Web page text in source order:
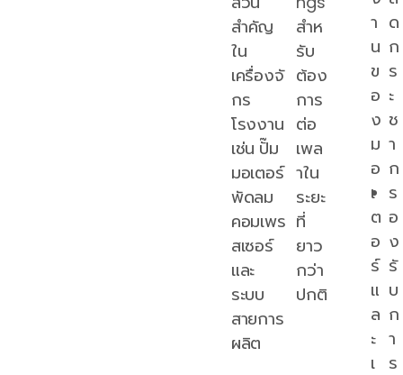
สำคัญ
ใน
เครื่องจั
กร
โรงงาน
เช่น ปั๊ม
มอเตอร์
พัดลม
คอมเพร
สเซอร์
และ
ระบบ
สายการ
ผลิต
สำห
รับ
ต้อง
การ
ต่อ
เพล
าใน
ระยะ
ที่
ยาว
กว่า
ปกติ
า
น
ข
อ
ง
ม
อ
เ
ต
อ
ร์
แ
ล
ะ
เ
ด
ก
ร
ะ
ช
า
ก
ร
อ
ง
รั
บ
ก
า
ร